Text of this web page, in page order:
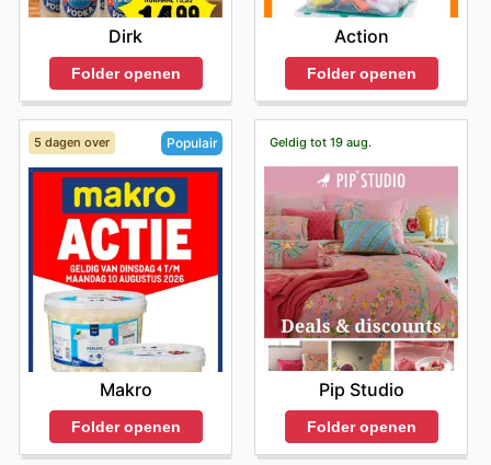
Dirk
Folder openen
Action
Folder openen
5 dagen over Populair
Makro
Folder openen
Geldig tot 19 aug.
Pip Studio
Folder openen